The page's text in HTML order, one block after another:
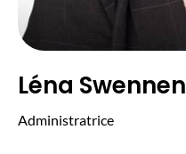
Léna Swennen
Administratrice